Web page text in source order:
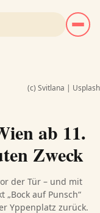
(c) Svitlana | Usplash
ab 11.
Zweck
der Tür – und mit
auf Punsch“
Yppenplatz zurück.